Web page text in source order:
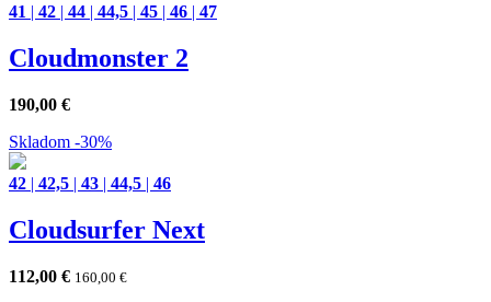
41 | 42 | 44 | 44,5 | 45 | 46 | 47
Cloudmonster 2
190,00 €
Skladom -30%
42 | 42,5 | 43 | 44,5 | 46
Cloudsurfer Next
112,00 € 160,00 €